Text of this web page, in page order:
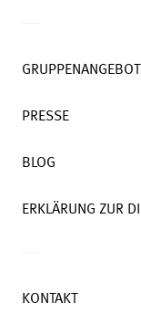
PRESSE
BLOG
ERKLÄRUNG ZUR
KONTAKT